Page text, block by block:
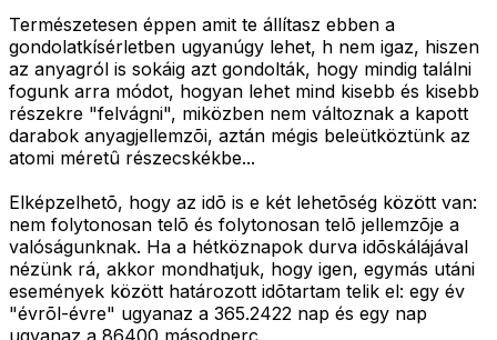
Természetesen éppen amit te állítasz ebben a
gondolatkísérletben ugyanúgy lehet, h nem igaz, hiszen
az anyagról is sokáig azt gondolták, hogy mindig találni
fogunk arra módot, hogyan lehet mind kisebb és kisebb
részekre "felvágni", miközben nem változnak a kapott
darabok anyagjellemzõi, aztán mégis beleütköztünk az
atomi méretû részecskékbe...
Elképzelhetõ, hogy az idõ is e két lehetõség között van:
nem folytonosan telõ és folytonosan telõ jellemzõje a
valóságunknak. Ha a hétköznapok durva idõskálájával
nézünk rá, akkor mondhatjuk, hogy igen, egymás utáni
események között határozott idõtartam telik el: egy év
"évrõl-évre" ugyanaz a 365.2422 nap és egy nap